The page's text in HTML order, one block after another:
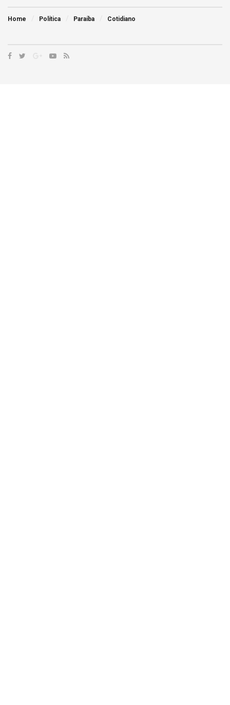
Home Política Paraíba Cotidiano